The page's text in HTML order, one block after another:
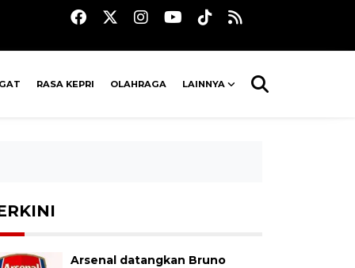
RASA KEPRI OLAHRAGA LAINNYA
Arsenal datangkan Bruno